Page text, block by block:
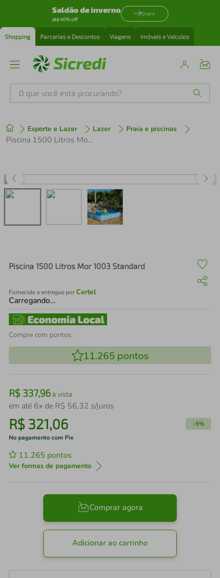
Saldão de inverno
até 40% off
Quero
Shopping Parcerias e Descontos Viagens Imóveis e Veículos
O que você está procurando?
Esporte e Lazer Lazer Praia e piscinas
Piscina 1500 Litros Mor 1003 Standard
Piscina 1500 Litros Mor 1003 Standard
Fornecido e entregue porCertel
Carregando…
Compre com pontos:
11.265 pontos
R$ 337,96à vista
em até 6x de R$ 56,32 s/juros
R$ 321,06 -5%
No pagamento com Pix
11.265 pontos
Ver formas de pagamento
Comprar agora
Adicionar ao carrinho
1º tenis
perfume